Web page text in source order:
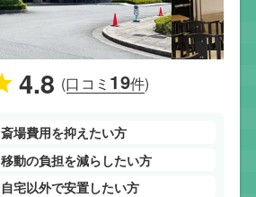
4.8 (口コミ 19件)
斎場費用を抑えたい方
移動の負担を減らしたい方
自宅以外で安置したい方